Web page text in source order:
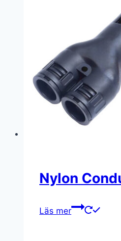
Nylon
Läs mer